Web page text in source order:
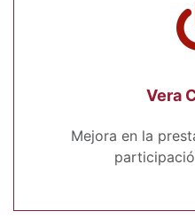
Vera
Mejora en la